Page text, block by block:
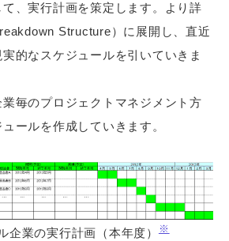
、実行計画を策定します。より詳
Structure）に展開し、直近
実的なスケジュールを引いていきま
毎のプロジェクトマネジメント方
ールを作成していきます。
業の実行計画（本年度） ※